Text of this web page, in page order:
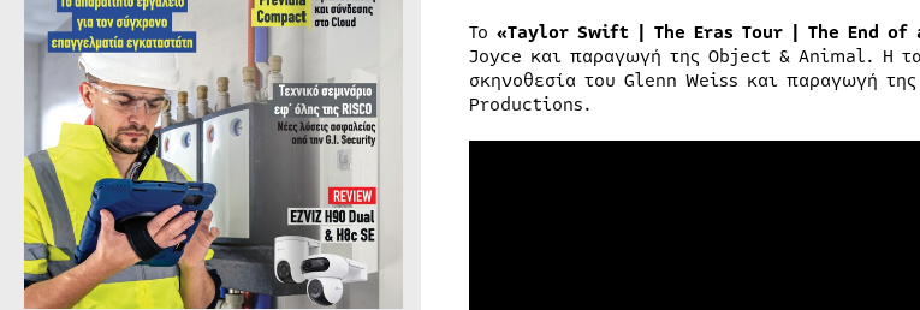
Το «Taylor Swift | The Eras Tour | The End of
Joyce και παραγωγή της Object & Animal. Η
σκηνοθεσία του Glenn Weiss και παραγωγή
Productions.